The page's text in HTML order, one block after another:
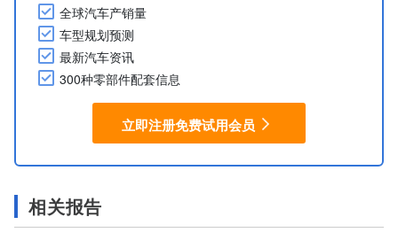
全球汽车产销量
车型规划预测
最新汽车资讯
300种零部件配套信息
立即注册免费试用会员
相关报告